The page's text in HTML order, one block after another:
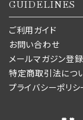
GUIDELINES
ご利用ガイド
お問い合わせ
メールマガジン登録
特定商取引法につ
プライバシーポリシ